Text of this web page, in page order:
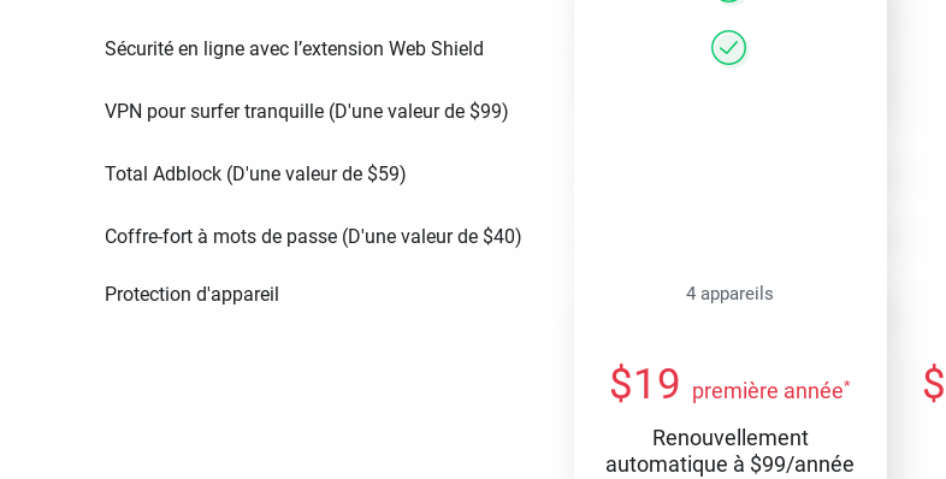
Sécurité en ligne avec l’extension Web Shield
VPN pour surfer tranquille (D'une valeur de $99)
Total Adblock (D'une valeur de $59)
Coffre-fort à mots de passe (D'une valeur de $40)
Protection d'appareil 4 appareils
$19 première année*
Renouvellement
automatique à $99/année
$